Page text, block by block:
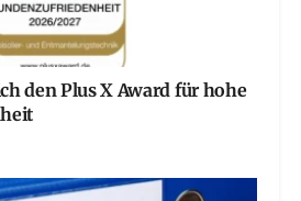
den Plus X Award für hohe